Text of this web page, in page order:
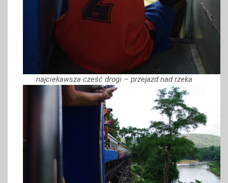
najciekawsza cześć drogi – przejazd nad rzeka